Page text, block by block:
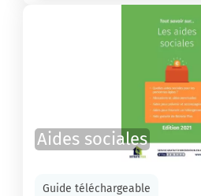
Aides sociales
Guide téléchargeable